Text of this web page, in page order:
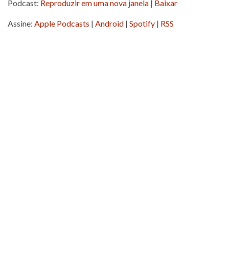
Podcast: Reproduzir em uma nova janela | Baixar
Assine: Apple Podcasts | Android | Spotify | RSS